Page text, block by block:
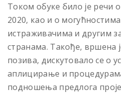
Током обуке било је речи
2020, као и о
истраживачима и другим
странама. Такође, вршена
позива, дискутовало се о
аплицирање и
подношења предлога